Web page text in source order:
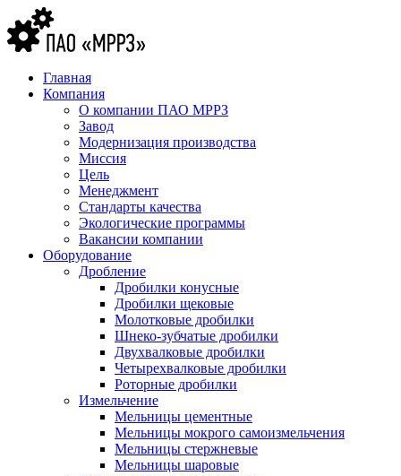
Главная
Компания
О компании ПАО МРРЗ
Завод
Модернизация производства
Миссия
Цель
Менеджмент
Стандарты качества
Экологические программы
Вакансии компании
Оборудование
Дробление
Дробилки конусные
Дробилки щековые
Молотковые дробилки
Шнеко-зубчатые дробилки
Двухвалковые дробилки
Четырехвалковые дробилки
Роторные дробилки
Измельчение
Мельницы цементные
Мельницы мокрого самоизмельчения
Мельницы стержневые
Мельницы шаровые